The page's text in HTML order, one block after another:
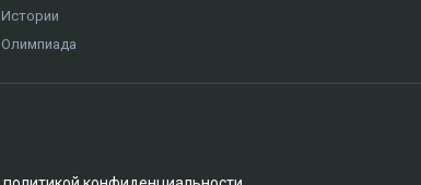
Истории
Олимпиада